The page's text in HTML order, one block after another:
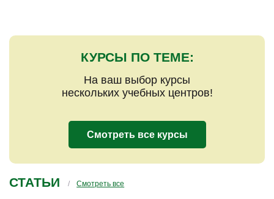
КУРСЫ ПО ТЕМЕ:
На ваш выбор курсы
нескольких учебных центров!
Смотреть все курсы
СТАТЬИ Смотреть все